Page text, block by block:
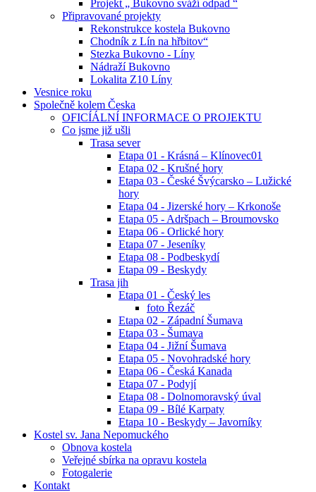
Projekt „ Bukovno sváží odpad “
Připravované projekty
Rekonstrukce kostela Bukovno
Chodník z Lín na hřbitov“
Stezka Bukovno - Líny
Nádraží Bukovno
Lokalita Z10 Líny
Vesnice roku
Společně kolem Česka
OFICÍÁLNÍ INFORMACE O PROJEKTU
Co jsme již ušli
Trasa sever
Etapa 01 - Krásná – Klínovec01
Etapa 02 - Krušné hory
Etapa 03 - České Švýcarsko – Lužické
hory
Etapa 04 - Jizerské hory – Krkonoše
Etapa 05 - Adršpach – Broumovsko
Etapa 06 - Orlické hory
Etapa 07 - Jeseníky
Etapa 08 - Podbeskydí
Etapa 09 - Beskydy
Trasa jih
Etapa 01 - Český les
foto Řezáč
Etapa 02 - Západní Šumava
Etapa 03 - Šumava
Etapa 04 - Jižní Šumava
Etapa 05 - Novohradské hory
Etapa 06 - Česká Kanada
Etapa 07 - Podyjí
Etapa 08 - Dolnomoravský úval
Etapa 09 - Bílé Karpaty
Etapa 10 - Beskydy – Javorníky
Kostel sv. Jana Nepomuckého
Obnova kostela
Veřejné sbírka na opravu kostela
Fotogalerie
Kontakt